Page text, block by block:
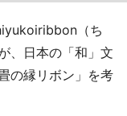
（ち
、日本の「和」文
の縁リボン」を考